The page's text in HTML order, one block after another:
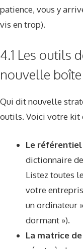
patience, vous y
vis en trop).
4.1 Les outils
nouvelle
Qui dit nouvelle
outils. Voici votre kit
Le
dictionnaire
Listez toutes
votre
un ordinateur
dormant »).
La matrice